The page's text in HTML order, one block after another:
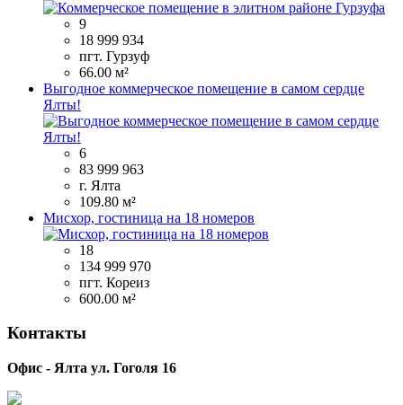
9
18 999 934
пгт. Гурзуф
66.00 м²
Выгодное коммерческое помещение в самом сердце
Ялты!
6
83 999 963
г. Ялта
109.80 м²
Мисхор, гостиница на 18 номеров
18
134 999 970
пгт. Кореиз
600.00 м²
Контакты
Офис - Ялта ул. Гоголя 16